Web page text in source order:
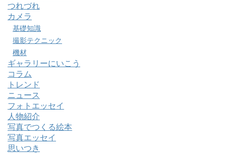
つれづれ
カメラ
基礎知識
撮影テクニック
機材
ギャラリーにいこう
コラム
トレンド
ニュース
フォトエッセイ
人物紹介
写真でつくる絵本
写真エッセイ
思いつき